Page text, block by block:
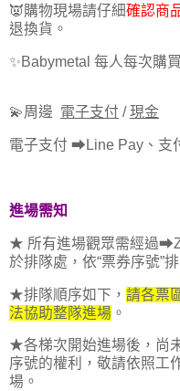
👿購物現場請仔細確認商
退換貨。
✨Babymetal 每人每次購買
💫周邊 電子支付 /現金
電子支付 ⮕Line Pay、支
進場需知
★ 所有進場觀眾需經過
於排隊處，依“票券序號”排
★排隊順序如下， 請各票
法協助整隊進場 。
★各梯次開始進場後，尚
序號的權利，敬請依照工
場。